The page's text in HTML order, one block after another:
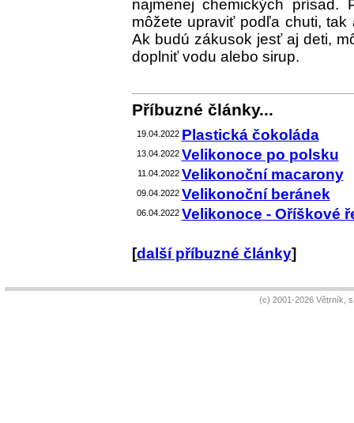
najmenej chemických
môžete upraviť podľa chuti,
Ak budú zákusok jesť aj deti,
doplniť vodu alebo sirup.
Příbuzné články...
19.04.2022 Plastická čokoláda
13.04.2022 Velikonoce po polsku
11.04.2022 Velikonoční macarony
09.04.2022 Velikonoční beránek
06.04.2022 Velikonoce - Oříškové
[další příbuzné články]
(c) 2001-2026 Větrník,